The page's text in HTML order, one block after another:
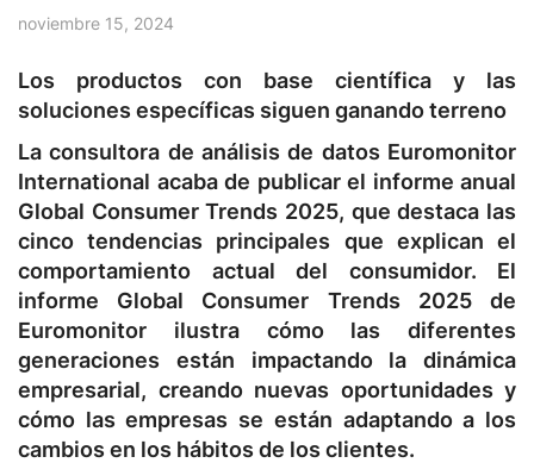
noviembre 15, 2024
Los productos con base científica y las
soluciones específicas siguen ganando terreno
La consultora de análisis de datos Euromonitor
International acaba de publicar el informe anual
Global Consumer Trends 2025, que destaca las
cinco tendencias principales que explican el
comportamiento actual del consumidor. El
informe Global Consumer Trends 2025 de
Euromonitor ilustra cómo las diferentes
generaciones están impactando la dinámica
empresarial, creando nuevas oportunidades y
cómo las empresas se están adaptando a los
cambios en los hábitos de los clientes.